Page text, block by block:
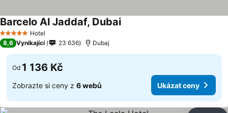
5 Počet hvězdiček
Hotel
Barcelo Al Jaddaf, Dubai
8,6 Vynikající 23 636 Dubaj
Od 1 136 Kč
Zobrazte si ceny z 6 webů Ukázat ceny